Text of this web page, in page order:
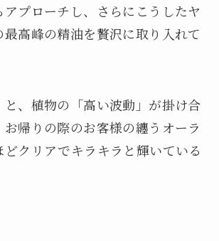
プローチし、さらにこうしたヤ
最高峰の精油を贅沢に取り入れて
、植物の「高い波動」が掛け合
帰りの際のお客様の纏うオーラ
クリアでキラキラと輝いている